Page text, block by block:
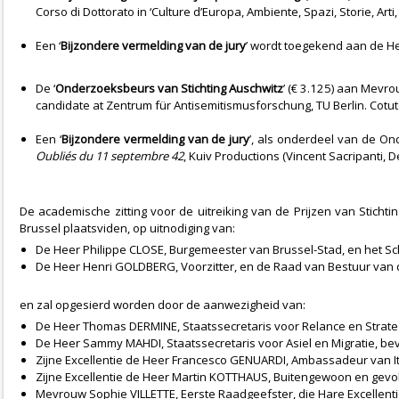
Corso di Dottorato in ‘Culture d’Europa, Ambiente, Spazi, Storie,
Een ‘Bijzondere vermelding van de jury’ wordt toegekend aan de
De ‘Onderzoeksbeurs van Stichting Auschwitz’ (€ 3.125) aan
candidate at Zentrum für Antisemitismusforschung, TU Berlin.
Een ‘Bijzondere vermelding van de jury’, als onderdeel van de
Oubliés du 11 septembre 42, Kuiv Productions (Vincent Sacripanti,
De academische zitting voor de uitreiking van de Prijzen van
Brussel plaatsviden, op uitnodiging van:
De Heer Philippe CLOSE, Burgemeester van Brussel-Stad, en het
De Heer Henri GOLDBERG, Voorzitter, en de Raad van Bestuur
en zal opgesierd worden door de aanwezigheid van:
De Heer Thomas DERMINE, Staatssecretaris voor Relance en
De Heer Sammy MAHDI, Staatssecretaris voor Asiel en Migratie,
Zijne Excellentie de Heer Francesco GENUARDI, Ambassadeur van
Zijne Excellentie de Heer Martin KOTTHAUS, Buitengewoon en
Mevrouw Sophie VILLETTE, Eerste Raadgeefster, die Hare